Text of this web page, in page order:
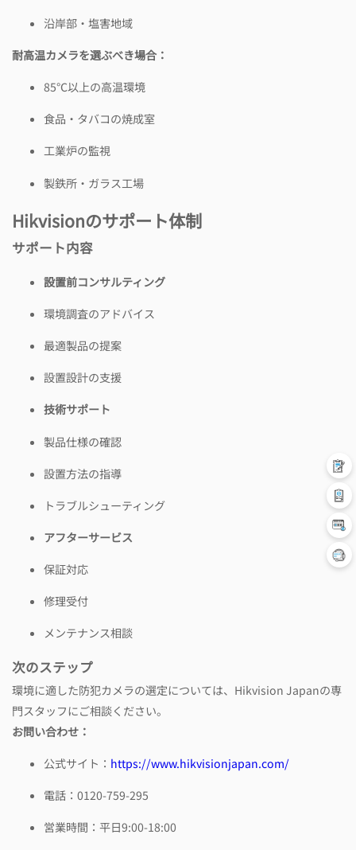
沿岸部・塩害地域
耐高温カメラを選ぶべき場合：
85℃以上の高温環境
食品・タバコの焼成室
工業炉の監視
製鉄所・ガラス工場
Hikvisionのサポート体制
サポート内容
設置前コンサルティング
環境調査のアドバイス
最適製品の提案
設置設計の支援
技術サポート
製品仕様の確認
設置方法の指導
トラブルシューティング
アフターサービス
保証対応
修理受付
メンテナンス相談
次のステップ
環境に適した防犯カメラの選定については、Hikvision Japanの専
門スタッフにご相談ください。
お問い合わせ：
公式サイト： https://www.hikvisionjapan.com/
電話：0120-759-295
営業時間：平日9:00-18:00